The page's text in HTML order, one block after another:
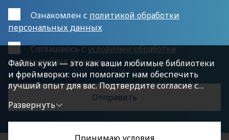
Ознакомлен с политикой обработки
персональных данных
Cоглашаюсь сусловиями обработки
персональных данных
Файлы куки — это как ваши любимые библиотеки
и фреймворки: они помогают нам обеспечить
лучший опыт для вас. Подтвердите согласие с
политикой конфиденциальности, нажав
«Принимаю условия», чтобы продолжить.
Развернуть